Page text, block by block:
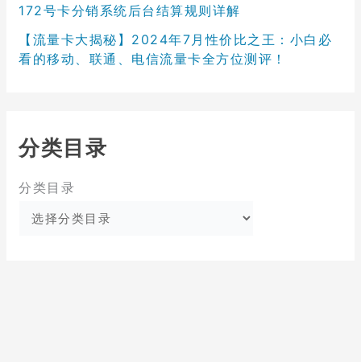
172号卡分销系统后台结算规则详解
【流量卡大揭秘】2024年7月性价比之王：小白必
看的移动、联通、电信流量卡全方位测评！
分类目录
分类目录